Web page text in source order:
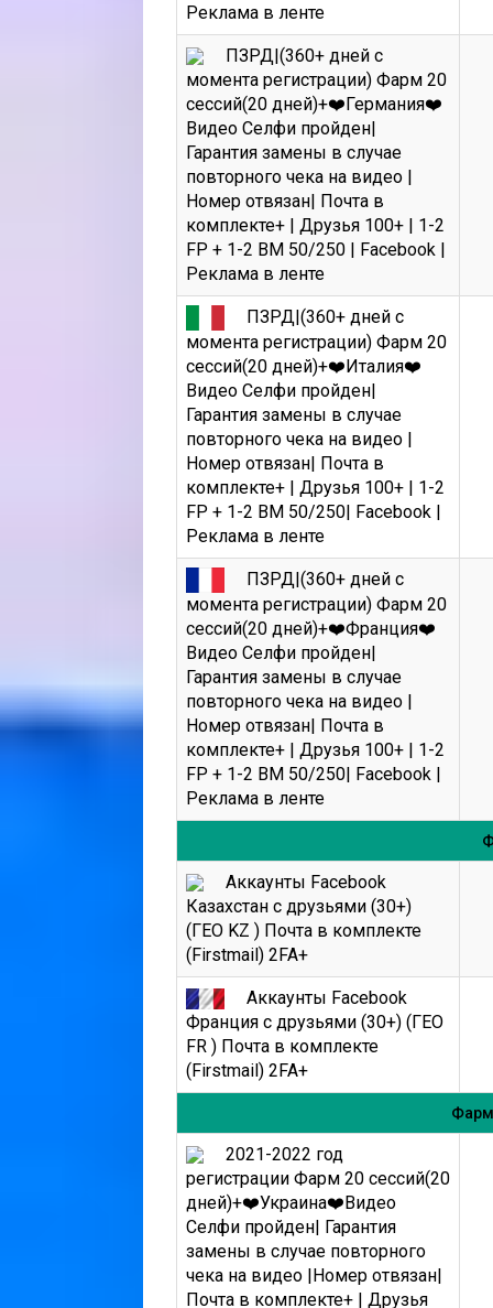
Реклама в ленте
ПЗРД|(360+ дней с
момента регистрации) Фарм 20
сессий(20 дней)+❤️Германия❤️
Видео Селфи пройден|
Гарантия замены в случае
повторного чека на видео |
Номер отвязан| Почта в
комплекте+ | Друзья 100+ | 1-2
FP + 1-2 BM 50/250 | Facebook |
Реклама в ленте
ПЗРД|(360+ дней с
момента регистрации) Фарм 20
сессий(20 дней)+❤️Италия❤️
Видео Селфи пройден|
Гарантия замены в случае
повторного чека на видео |
Номер отвязан| Почта в
комплекте+ | Друзья 100+ | 1-2
FP + 1-2 BM 50/250| Facebook |
Реклама в ленте
ПЗРД|(360+ дней с
момента регистрации) Фарм 20
сессий(20 дней)+❤️Франция❤️
Видео Селфи пройден|
Гарантия замены в случае
повторного чека на видео |
Номер отвязан| Почта в
комплекте+ | Друзья 100+ | 1-2
FP + 1-2 BM 50/250| Facebook |
Реклама в ленте
Аккаунты Facebook
Казахстан с друзьями (30+)
(ГЕО KZ ) Почта в комплекте
(Firstmail) 2FA+
Аккаунты Facebook
Франция с друзьями (30+) (ГЕО
FR ) Почта в комплекте
(Firstmail) 2FA+
2021-2022 год
регистрации Фарм 20 сессий(20
дней)+❤️Украина❤️Видео
Селфи пройден| Гарантия
замены в случае повторного
чека на видео |Номер отвязан|
Почта в комплекте+ | Друзья